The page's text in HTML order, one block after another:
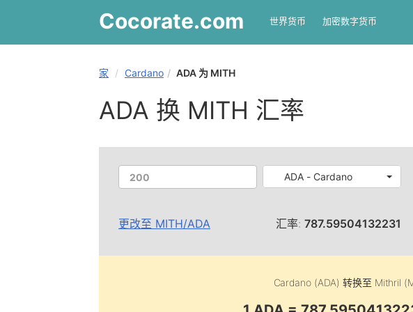
Cocorate.com 世界货币 加密数字货币
家 Cardano ADA 为 MITH
ADA 换 MITH 汇率
ADA - Cardano
更改至 MITH/ADA 汇率:787.59504132231
Cardano (ADA) 转换至 Mithril